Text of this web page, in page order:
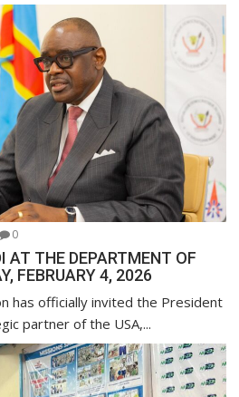
0
AT THE DEPARTMENT OF
FEBRUARY 4, 2026
has officially invited the President
partner of the USA,...